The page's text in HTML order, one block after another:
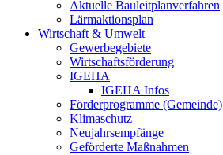
Aktuelle Bauleitplanverfahren
Lärmaktionsplan
Wirtschaft & Umwelt
Gewerbegebiete
Wirtschaftsförderung
IGEHA
IGEHA Infos
Förderprogramme (Gemeinde)
Klimaschutz
Neujahrsempfänge
Geförderte Maßnahmen